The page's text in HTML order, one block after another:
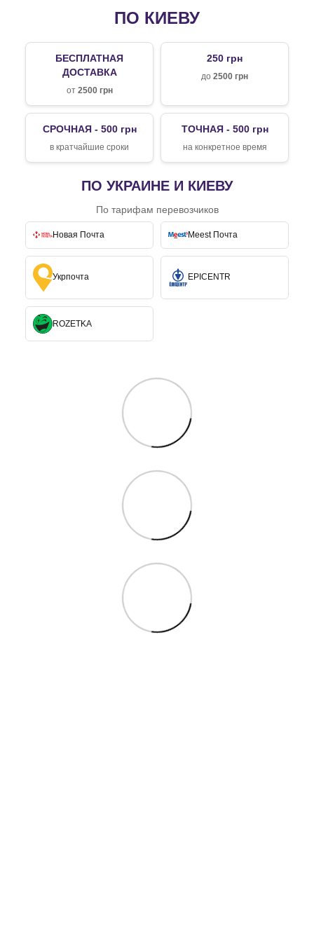
ПО КИЕВУ
БЕСПЛАТНАЯ
ДОСТАВКА
от 2500 грн
250 грн
до 2500 грн
СРОЧНАЯ - 500 грн
в кратчайшие сроки
ТОЧНАЯ - 500 грн
на конкретное время
ПО УКРАИНЕ И КИЕВУ
По тарифам перевозчиков
Новая Почта Meest Почта
Укрпочта EPICENTR
ROZETKA